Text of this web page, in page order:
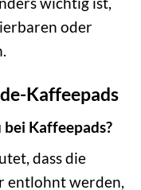
oder
Kaffeepads
Kaffeepads?
dass die
entlohnt werden,